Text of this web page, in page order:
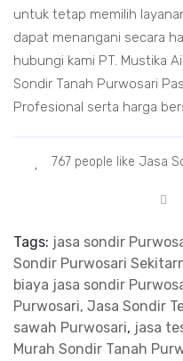
untuk tetap memilih
dapat menangani secara
hubungi kami PT. Mustika
Sondir Tanah Purwosari
Profesional serta harga
767 people like Jasa
Tags: jasa sondir
Sondir Purwosari
biaya jasa sondir
Purwosari, Jasa Sondir
sawah Purwosari, jasa
Murah Sondir Tanah